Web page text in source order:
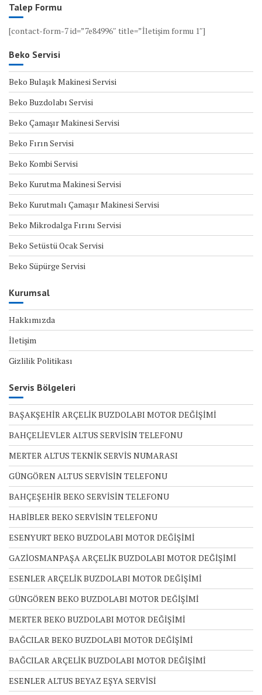
Talep Formu
[contact-form-7 id=”7e84996″ title=”İletişim formu 1″]
Beko Servisi
Beko Bulaşık Makinesi Servisi
Beko Buzdolabı Servisi
Beko Çamaşır Makinesi Servisi
Beko Fırın Servisi
Beko Kombi Servisi
Beko Kurutma Makinesi Servisi
Beko Kurutmalı Çamaşır Makinesi Servisi
Beko Mikrodalga Fırını Servisi
Beko Setüstü Ocak Servisi
Beko Süpürge Servisi
Kurumsal
Hakkımızda
İletişim
Gizlilik Politikası
Servis Bölgeleri
BAŞAKŞEHİR ARÇELİK BUZDOLABI MOTOR DEĞİŞİMİ
BAHÇELİEVLER ALTUS SERVİSİN TELEFONU
MERTER ALTUS TEKNİK SERVİS NUMARASI
GÜNGÖREN ALTUS SERVİSİN TELEFONU
BAHÇEŞEHİR BEKO SERVİSİN TELEFONU
HABİBLER BEKO SERVİSİN TELEFONU
ESENYURT BEKO BUZDOLABI MOTOR DEĞİŞİMİ
GAZİOSMANPAŞA ARÇELİK BUZDOLABI MOTOR DEĞİŞİMİ
ESENLER ARÇELİK BUZDOLABI MOTOR DEĞİŞİMİ
GÜNGÖREN BEKO BUZDOLABI MOTOR DEĞİŞİMİ
MERTER BEKO BUZDOLABI MOTOR DEĞİŞİMİ
BAĞCILAR BEKO BUZDOLABI MOTOR DEĞİŞİMİ
BAĞCILAR ARÇELİK BUZDOLABI MOTOR DEĞİŞİMİ
ESENLER ALTUS BEYAZ EŞYA SERVİSİ